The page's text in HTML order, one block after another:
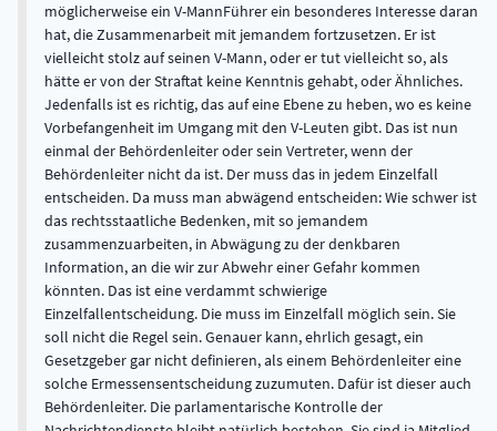
möglicherweise ein V-MannFührer ein besonderes Interesse daran
hat, die Zusammenarbeit mit jemandem fortzusetzen. Er ist
vielleicht stolz auf seinen V-Mann, oder er tut vielleicht so, als
hätte er von der Straftat keine Kenntnis gehabt, oder Ähnliches.
Jedenfalls ist es richtig, das auf eine Ebene zu heben, wo es keine
Vorbefangenheit im Umgang mit den V-Leuten gibt. Das ist nun
einmal der Behördenleiter oder sein Vertreter, wenn der
Behördenleiter nicht da ist. Der muss das in jedem Einzelfall
entscheiden. Da muss man abwägend entscheiden: Wie schwer ist
das rechtsstaatliche Bedenken, mit so jemandem
zusammenzuarbeiten, in Abwägung zu der denkbaren
Information, an die wir zur Abwehr einer Gefahr kommen
könnten. Das ist eine verdammt schwierige
Einzelfallentscheidung. Die muss im Einzelfall möglich sein. Sie
soll nicht die Regel sein. Genauer kann, ehrlich gesagt, ein
Gesetzgeber gar nicht definieren, als einem Behördenleiter eine
solche Ermessensentscheidung zuzumuten. Dafür ist dieser auch
Behördenleiter. Die parlamentarische Kontrolle der